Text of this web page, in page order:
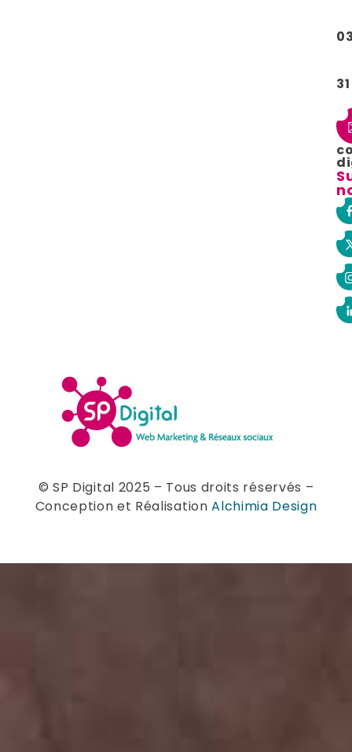
31
© SP Digital 2025 – Tous droits réservés –
Conception et RéalisationAlchimia Design